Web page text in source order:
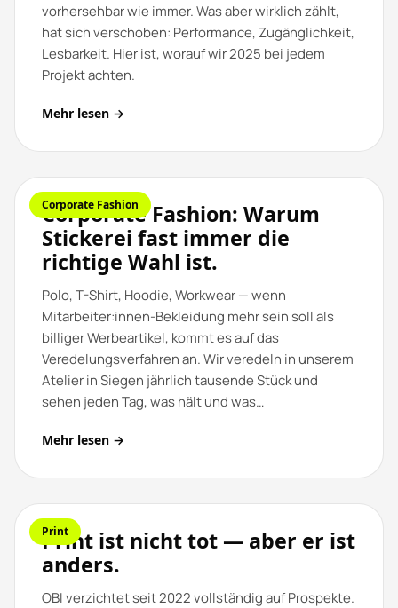
vorhersehbar wie immer. Was aber wirklich zählt,
hat sich verschoben: Performance, Zugänglichkeit,
Lesbarkeit. Hier ist, worauf wir 2025 bei jedem
Projekt achten.
Mehr lesen →
Corporate Fashion
Corporate Fashion: Warum
Stickerei fast immer die
richtige Wahl ist.
Polo, T-Shirt, Hoodie, Workwear — wenn
Mitarbeiter:innen-Bekleidung mehr sein soll als
billiger Werbeartikel, kommt es auf das
Veredelungsverfahren an. Wir veredeln in unserem
Atelier in Siegen jährlich tausende Stück und
sehen jeden Tag, was hält und was…
Mehr lesen →
Print
Print ist nicht tot — aber er ist
anders.
OBI verzichtet seit 2022 vollständig auf Prospekte.